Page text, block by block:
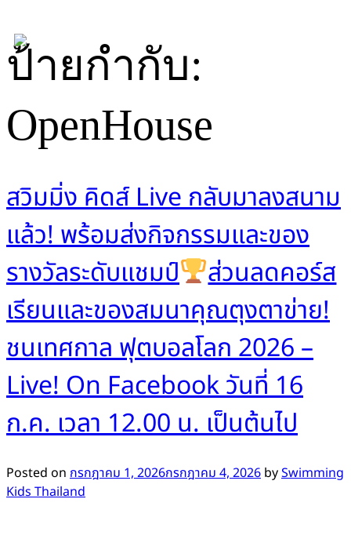
Skip
to
content
ป้ายกำกับ:
OpenHouse
สวิมมิ่ง คิดส์ Live กลับมาลงสนาม
แล้ว! พร้อมส่งกิจกรรมและของ
รางวัลระดับแชมป์
ส่วนลดคอร์ส
เรียนและของสมนาคุณตุงตาข่าย!
ชนเทศกาล ฟุตบอลโลก 2026 –
Live! On Facebook วันที่ 16
ก.ค. เวลา 12.00 น. เป็นต้นไป
Posted on กรกฎาคม 1, 2026กรกฎาคม 4, 2026 bySwimming
Kids Thailand